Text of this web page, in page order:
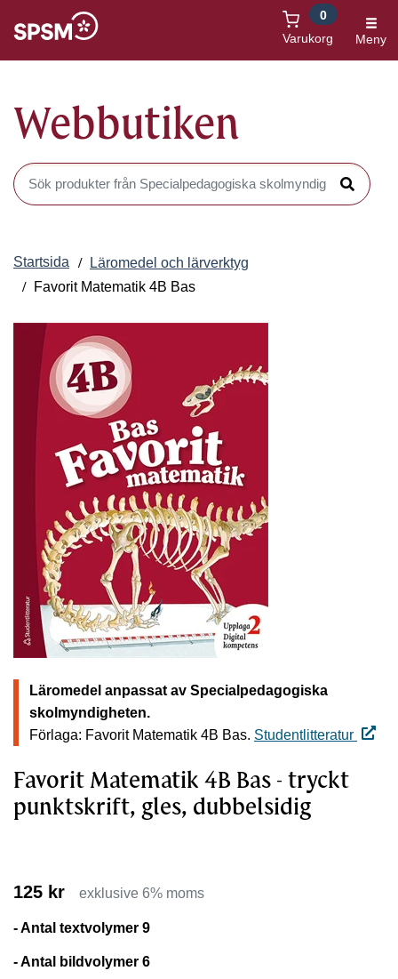
Varukorg
0
Meny
Webbutiken
Sök produkter i Webbutiken
Sök
Startsida
Läromedel och lärverktyg
Favorit Matematik 4B Bas
Läromedel anpassat av Specialpedagogiska
skolmyndigheten.
Förlaga: Favorit Matematik 4B Bas. Studentlitteratur
Favorit Matematik 4B Bas - tryckt
punktskrift, gles, dubbelsidig
125 kr exklusive 6% moms
- Antal textvolymer 9
- Antal bildvolymer 6